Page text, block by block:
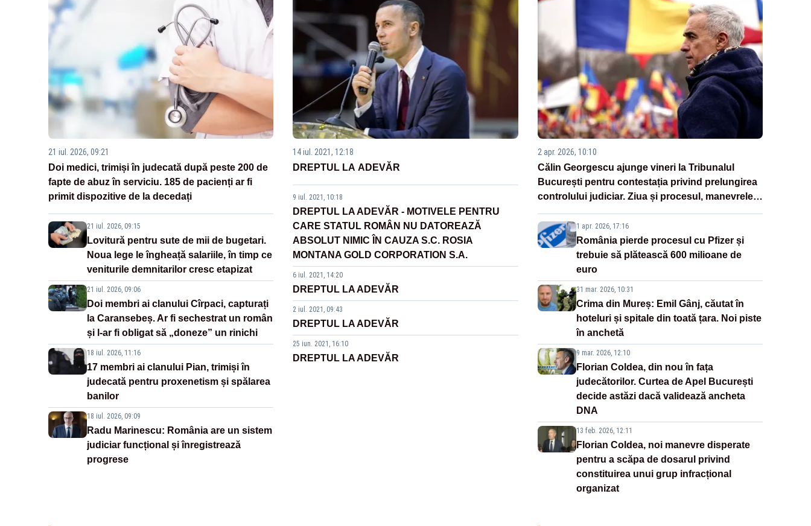
21 iul. 2026, 09:21
Doi medici, trimiși în judecată după peste 200 de
fapte de abuz în serviciu. 185 de pacienți ar fi
primit dispozitive de la decedați
21 iul. 2026, 09:15
Lovitură pentru sute de mii de bugetari.
Noua lege le îngheață salariile, în timp ce
veniturile demnitarilor cresc etapizat
21 iul. 2026, 09:06
Doi membri ai clanului Cîrpaci, capturați
la Caransebeș. Ar fi sechestrat un român
și l-ar fi obligat să „doneze” un rinichi
18 iul. 2026, 11:16
17 membri ai clanului Pian, trimiși în
judecată pentru proxenetism și spălarea
banilor
18 iul. 2026, 09:09
Radu Marinescu: România are un sistem
judiciar funcțional și înregistrează
progrese
14 iul. 2021, 12:18
DREPTUL LA ADEVĂR
9 iul. 2021, 10:18
DREPTUL LA ADEVĂR - MOTIVELE PENTRU
CARE STATUL ROMÂN NU DATOREAZĂ
ABSOLUT NIMIC ÎN CAUZA S.C. ROSIA
MONTANA GOLD CORPORATION S.A.
6 iul. 2021, 14:20
DREPTUL LA ADEVĂR
2 iul. 2021, 09:43
DREPTUL LA ADEVĂR
25 iun. 2021, 16:10
DREPTUL LA ADEVĂR
2 apr. 2026, 10:10
Călin Georgescu ajunge vineri la Tribunalul
București pentru contestația privind prelungirea
controlului judiciar. Ziua și procesul, manevrele
1 apr. 2026, 17:16
România pierde procesul cu Pfizer și
trebuie să plătească 600 milioane de
euro
31 mar. 2026, 10:31
Crima din Mureș: Emil Gânj, căutat în
hoteluri și spitale din toată țara. Noi piste
în anchetă
9 mar. 2026, 12:10
Florian Coldea, din nou în fața
judecătorilor. Curtea de Apel București
decide astăzi dacă validează ancheta
DNA
13 feb. 2026, 12:11
Florian Coldea, noi manevre disperate
pentru a scăpa de dosarul privind
constituirea unui grup infracțional
organizat